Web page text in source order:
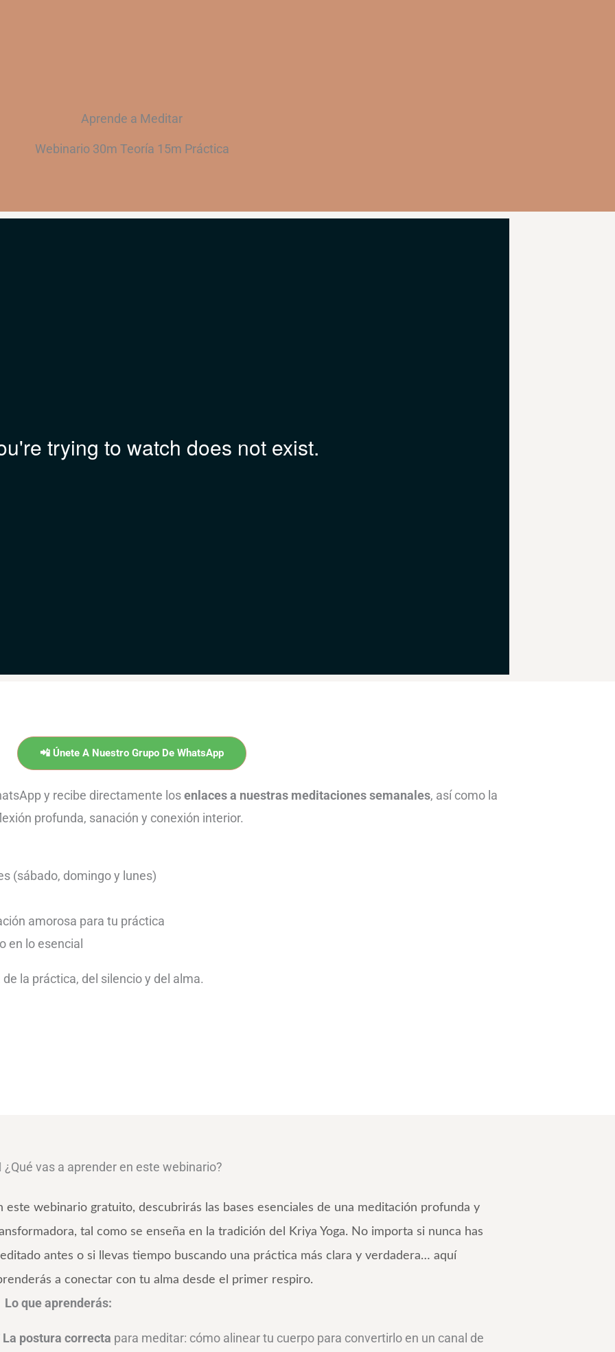
Aprende a Meditar
Webinario 30m Teoría 15m Práctica
📲 Únete A Nuestro Grupo De WhatsApp
y recibe directamente losenlaces a nuestras meditaciones semanales, así como la
profunda, sanación y conexión interior.
(sábado, domingo y lunes)
amorosa para tu práctica
en lo esencial
la práctica, del silencio y del alma.
¿Qué vas a aprender en este webinario?
este webinario gratuito, descubrirás las bases esenciales de una meditación profunda y
tal como se enseña en la tradición del Kriya Yoga. No importa si nunca has
antes o si llevas tiempo buscando una práctica más clara y verdadera… aquí
a conectar con tu alma desde el primer respiro.
Lo que aprenderás:
La postura correcta para meditar: cómo alinear tu cuerpo para convertirlo en un canal de